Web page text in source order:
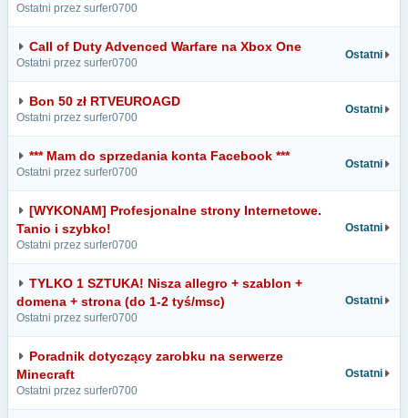
Ostatni przez surfer0700
Call of Duty Advenced Warfare na Xbox One
Ostatni przez surfer0700
Ostatni
Bon 50 zł RTVEUROAGD
Ostatni przez surfer0700
Ostatni
*** Mam do sprzedania konta Facebook ***
Ostatni przez surfer0700
Ostatni
[WYKONAM] Profesjonalne strony Internetowe.
Tanio i szybko!
Ostatni przez surfer0700
Ostatni
TYLKO 1 SZTUKA! Nisza allegro + szablon +
domena + strona (do 1-2 tyś/msc)
Ostatni przez surfer0700
Ostatni
Poradnik dotyczący zarobku na serwerze
Minecraft
Ostatni przez surfer0700
Ostatni